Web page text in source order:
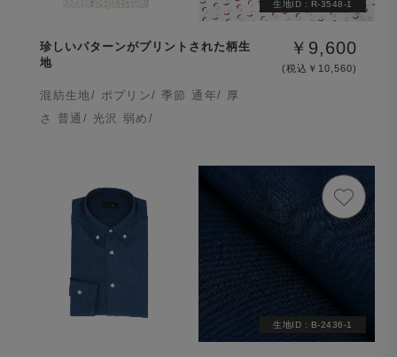
生地ID : R-3548-1
珍しいパターンがプリントされた柄生
地
混紡生地/ ポプリン/ 季節 通年/ 厚
さ 普通/ 光沢 弱め/
￥9,600
(税込￥10,560)
生地ID : B-2436-1